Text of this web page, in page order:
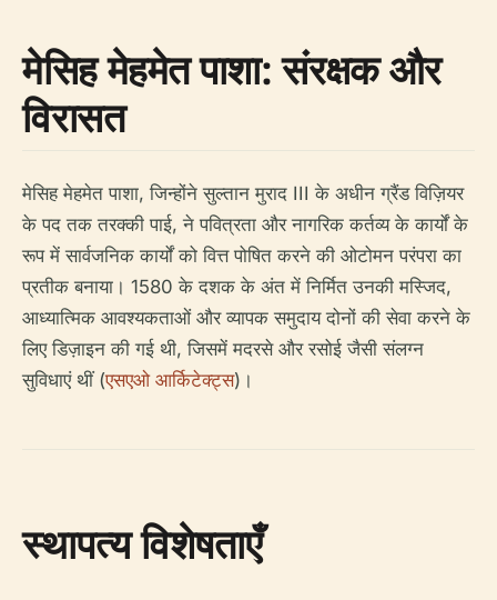
मेसिह मेहमेत पाशा: संरक्षक और
विरासत
मेसिह मेहमेत पाशा, जिन्होंने सुल्तान मुराद III के अधीन ग्रैंड विज़ियर
के पद तक तरक्की पाई, ने पवित्रता और नागरिक कर्तव्य के कार्यों के
रूप में सार्वजनिक कार्यों को वित्त पोषित करने की ओटोमन परंपरा का
प्रतीक बनाया। 1580 के दशक के अंत में निर्मित उनकी मस्जिद,
आध्यात्मिक आवश्यकताओं और व्यापक समुदाय दोनों की सेवा करने के
लिए डिज़ाइन की गई थी, जिसमें मदरसे और रसोई जैसी संलग्न
सुविधाएं थीं (एसएओ आर्किटेक्ट्स)।
स्थापत्य विशेषताएँ